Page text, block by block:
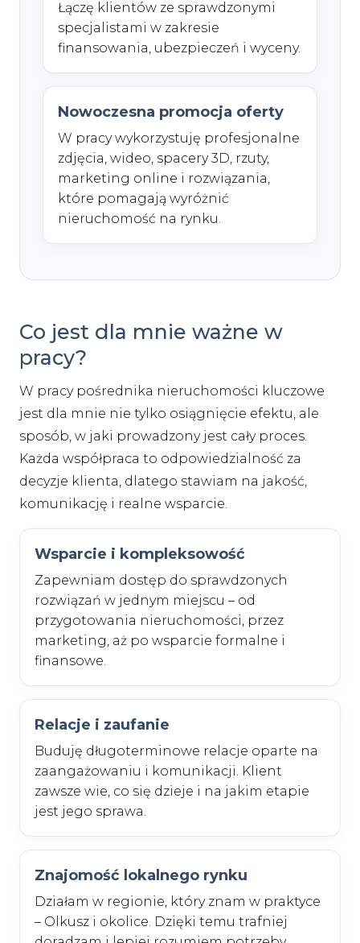
Łączę klientów ze sprawdzonymi
specjalistami w zakresie
finansowania, ubezpieczeń i wyceny.
Nowoczesna promocja oferty
W pracy wykorzystuję profesjonalne
zdjęcia, wideo, spacery 3D, rzuty,
marketing online i rozwiązania,
które pomagają wyróżnić
nieruchomość na rynku.
Co jest dla mnie ważne w
pracy?
W pracy pośrednika nieruchomości kluczowe
jest dla mnie nie tylko osiągnięcie efektu, ale
sposób, w jaki prowadzony jest cały proces.
Każda współpraca to odpowiedzialność za
decyzje klienta, dlatego stawiam na jakość,
komunikację i realne wsparcie.
Wsparcie i kompleksowość
Zapewniam dostęp do sprawdzonych
rozwiązań w jednym miejscu – od
przygotowania nieruchomości, przez
marketing, aż po wsparcie formalne i
finansowe.
Relacje i zaufanie
Buduję długoterminowe relacje oparte na
zaangażowaniu i komunikacji. Klient
zawsze wie, co się dzieje i na jakim etapie
jest jego sprawa.
Znajomość lokalnego rynku
Działam w regionie, który znam w praktyce
– Olkusz i okolice. Dzięki temu trafniej